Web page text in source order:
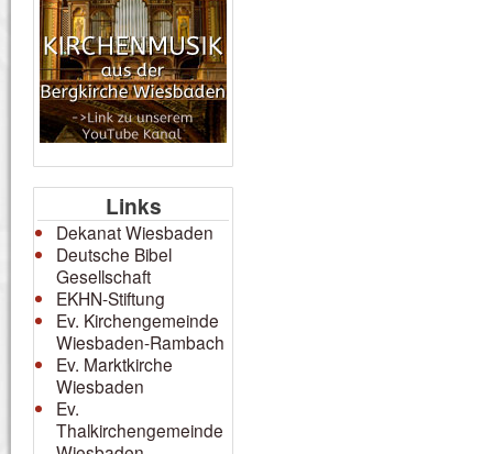
Links
Dekanat Wiesbaden
Deutsche Bibel
Gesellschaft
EKHN-Stiftung
Ev. Kirchengemeinde
Wiesbaden-Rambach
Ev. Marktkirche
Wiesbaden
Ev.
Thalkirchengemeinde